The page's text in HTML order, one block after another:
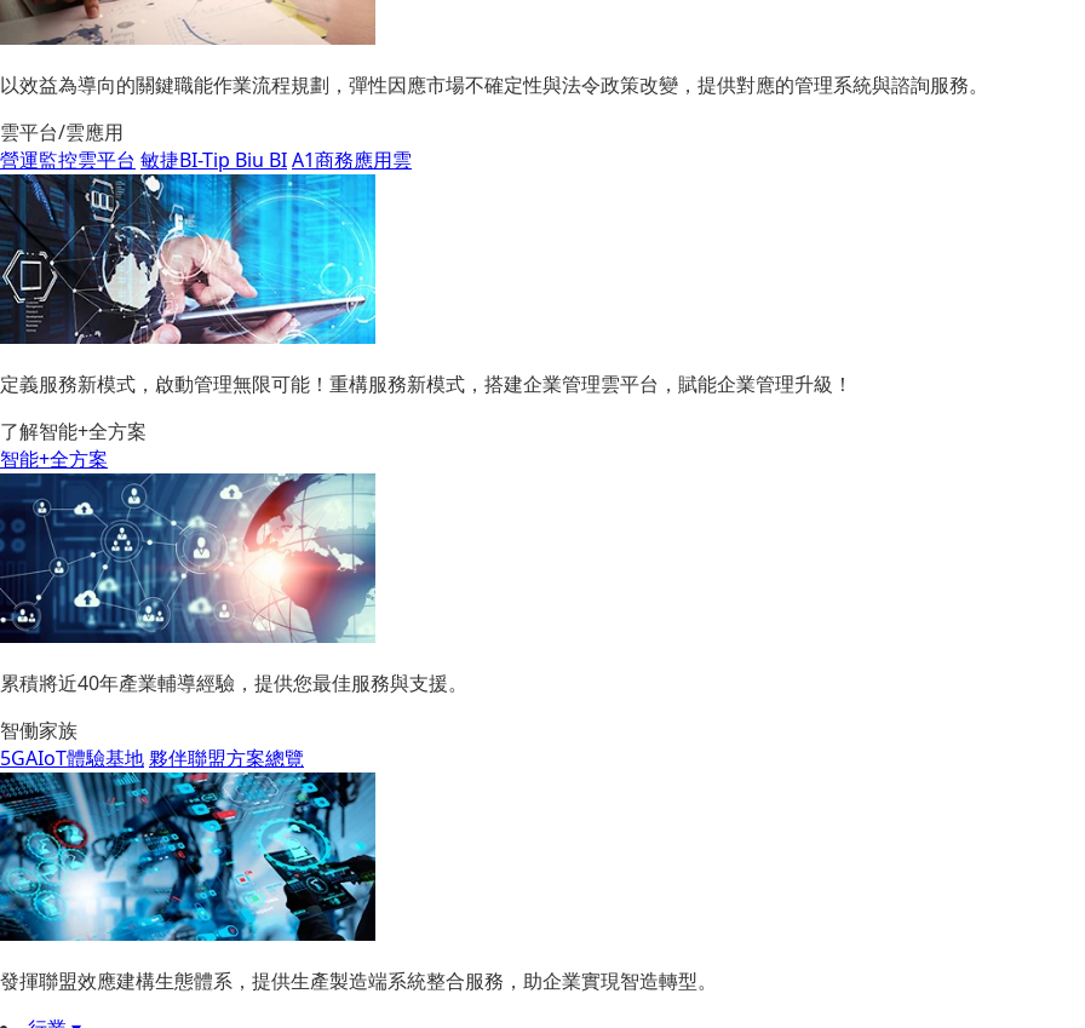
以效益為導向的關鍵職能作業流程規劃，彈性因應市場不確定性與法令政策改變，提供對應的管理系統與諮詢服務。
雲平台/雲應用
營運監控雲平台 敏捷BI-Tip Biu BIA1商務應用雲
定義服務新模式，啟動管理無限可能！重構服務新模式，搭建企業管理雲平台，賦能企業管理升級！
了解智能+全方案
智能+全方案
累積將近40年產業輔導經驗，提供您最佳服務與支援。
智働家族
5GAIoT體驗基地夥伴聯盟方案總覽
發揮聯盟效應建構生態體系，提供生產製造端系統整合服務，助企業實現智造轉型。